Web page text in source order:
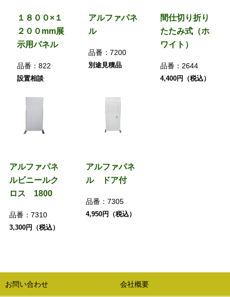
１８００×１
２００mm展
示用パネル
品番： 822
設置相談
アルファパネ
ル
品番：7200
別途見積品
間仕切り折り
たたみ式（ホ
ワイト）
品番：2644
4,400円（税込）
アルファパネ
ルビニールク
ロス 1800
品番： 7310
3,300円（税込）
アルファパネ
ル ドア付
品番：7305
4,950円（税込）
お問い合わせ 会社概要